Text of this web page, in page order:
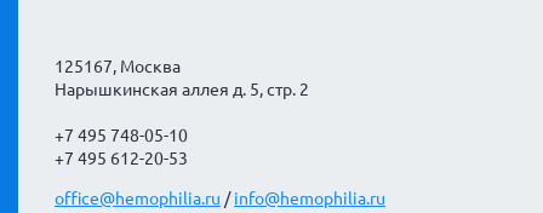
125167, Москва
Нарышкинская аллея д. 5, стр. 2
+7 495 748-05-10
+7 495 612-20-53
office@hemophilia.ru /info@hemophilia.ru